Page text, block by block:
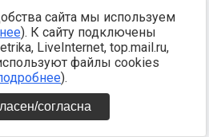
сайта мы используем
). К сайту подключены
LiveInternet, top.mail.ru,
файлы cookies
).
согласна